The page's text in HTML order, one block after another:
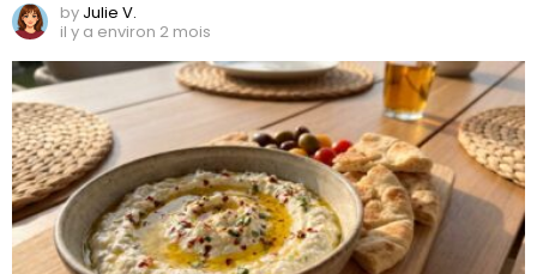
by Julie V.
il y a environ 2 mois